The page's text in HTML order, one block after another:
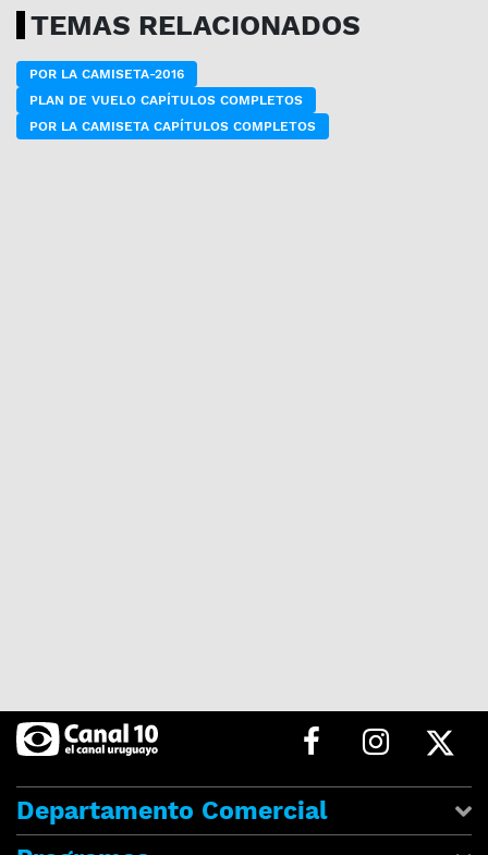
TEMAS RELACIONADOS
POR LA CAMISETA-2016
PLAN DE VUELO CAPÍTULOS COMPLETOS
POR LA CAMISETA CAPÍTULOS COMPLETOS
Departamento Comercial